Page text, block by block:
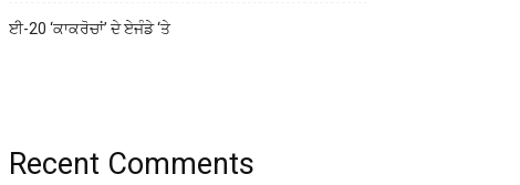
ਈ-20 ‘ਕਾਕਰੋਚਾਂ’ ਦੇ ਏਜੰਡੇ ‘ਤੇ
Recent Comments